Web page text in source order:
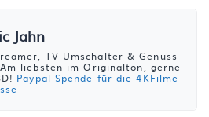
Jahn
TV-Umschalter & Genuss-
liebsten im Originalton, gerne
Paypal-Spende für die 4KFilme-